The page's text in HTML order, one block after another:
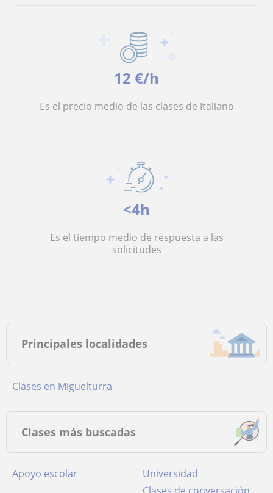
12 €/h
Es el precio medio de las clases de Italiano
<4h
Es el tiempo medio de respuesta a las
solicitudes
Principales localidades
Clases en Miguelturra
Clases más buscadas
Apoyo escolar
Universidad